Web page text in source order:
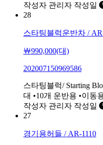
작성자 관리자 작성일
28
스타팅블럭운반차 /
￦990,000(대)
202007150969586
스타팅블럭/ Starting
대 •10개 운반용 •이동
작성자 관리자 작성일
27
경기용허들 / AR-1110